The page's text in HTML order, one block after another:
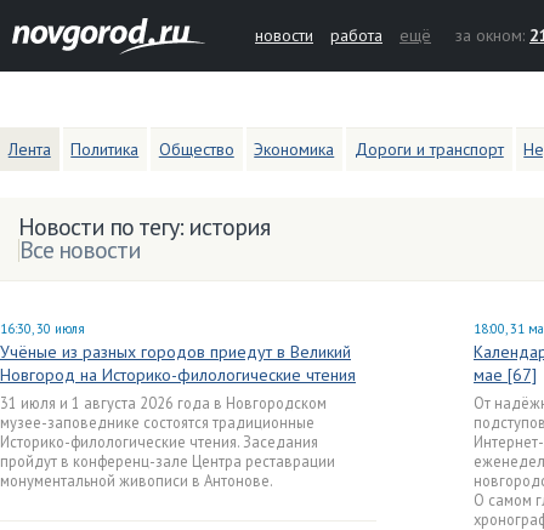
новости работа ещё за окном:
Лента Политика Общество Экономика Дороги и транспорт
Новости по тегу: история
Все новости
16:30, 30 июля
Учёные из разных городов приедут в Великий
Новгород на Историко-филологические чтения
31 июля и 1 августа 2026 года в Новгородском
музее-заповеднике состоятся традиционные
Историко-филологические чтения. Заседания
пройдут в конференц-зале Центра реставрации
монументальной живописи в Антонове.
18:00, 31
мае [67]
От
О самом